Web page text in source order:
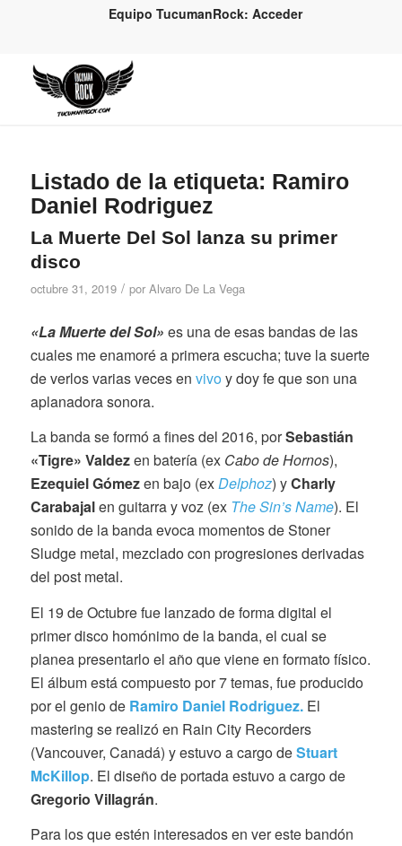
Equipo TucumanRock: Acceder
Listado de la etiqueta: Ramiro
Daniel Rodriguez
La Muerte Del Sol lanza su primer
disco
octubre 31, 2019 / por Alvaro De La Vega
«La Muerte del Sol» es una de esas bandas de las
cuales me enamoré a primera escucha; tuve la suerte
de verlos varias veces en vivoy doy fe que son una
aplanadora sonora.
La banda se formó a fines del 2016, porSebastián
«Tigre» Valdezen batería (ex Cabo de Hornos),
Ezequiel Gómezen bajo (exDelphoz) yCharly
Carabajalen guitarra y voz (ex The Sin’s Name). El
sonido de la banda evoca momentos de Stoner
Sludge metal, mezclado con progresiones derivadas
del post metal.
El 19 de Octubre fue lanzado de forma digital el
primer disco homónimo de la banda, el cual se
planea presentarlo el año que viene en formato físico.
El álbum está compuesto por 7 temas, fue producido
por el genio de Ramiro Daniel Rodriguez. El
mastering se realizó en Rain City Recorders
(Vancouver, Canadá) y estuvo a cargo deStuart
McKillop. El diseño de portada estuvo a cargo de
Gregorio Villagrán.
Para los que estén interesados en ver este bandón